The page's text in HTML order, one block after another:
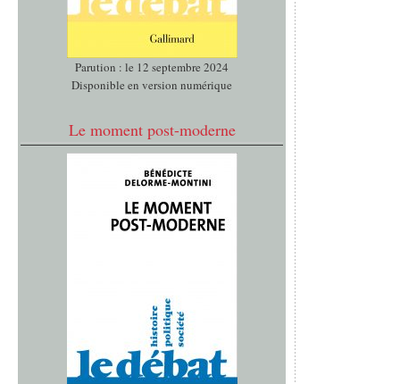
Parution : le 12 septembre 2024
Disponible en version numérique
Le moment post-moderne